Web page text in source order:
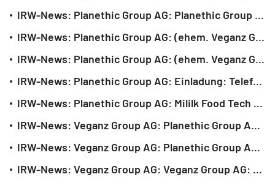
IRW-News: Planethic Group AG: Planethic Group und Vitiprints schließen strategische Lizenzpartnerschaft zur Skalierung gedruckter Getränke weltweit
IRW-News: Planethic Group AG: (ehem. Veganz Group) mit 25,3 Mio. EBITDA in H1/2025, 52,6% EK-Quote und umfassender Reorganisation
IRW-News: Planethic Group AG: (ehem. Veganz Group) - Telefonkonferenz zur Veröffentlichung des Halbjahresberichts 2025 auf 9 Uhr vorverlegt
IRW-News: Planethic Group AG: Einladung: Telefonkonferenz der Planethic Group AG (ehem. Veganz Group) - Veröffentlichung des Halbjahresberichts 2025
IRW-News: Planethic Group AG: Mililk Food Tech mit strategischem Markteintritt in Ostafrika - LOI über 120 Mio. Liter Mililk® pro Jahr unterzeichnet
IRW-News: Veganz Group AG: Planethic Group AG: Planethic Group AG (vormals Veganz Group): Übernahme der Suplabs GmbH zur Stärkung des E-Commerce-Geschäfts
IRW-News: Veganz Group AG: Planethic Group AG (vormals Veganz Group): Übernahme eines Technologieunternehmens zur Stärkung der 2D-Druck-Kompetenz
IRW-News: Veganz Group AG: Veganz Group AG: Veränderungen im Vorstand - Vertragsverlängerung und Ausscheiden von Mitgliedern